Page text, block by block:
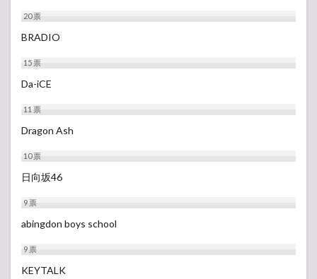
20票
BRADIO
15票
Da-iCE
11票
Dragon Ash
10票
日向坂46
9票
abingdon boys school
9票
KEYTALK